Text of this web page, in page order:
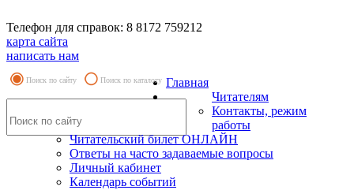
Телефон для справок: 8 8172 759212
карта сайта
написать нам
Поиск по сайту Поиск по каталогу Главная
Читателям
Контакты, режим
работы
Читательский билет ОНЛАЙН
Ответы на часто задаваемые вопросы
Личный кабинет
Календарь событий